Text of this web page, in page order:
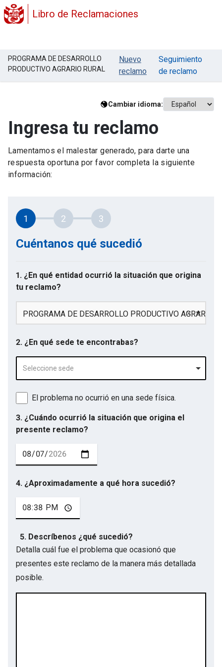
Libro de Reclamaciones
PROGRAMA DE DESARROLLO
PRODUCTIVO AGRARIO RURAL
Nuevo
reclamo
Seguimiento
de reclamo
Cambiar idioma:
Ingresa tu reclamo
Lamentamos el malestar generado, para darte una
respuesta oportuna por favor completa la siguiente
información:
1 2 3
Cuéntanos qué sucedió
1. ¿En qué entidad ocurrió la situación que origina
tu reclamo?
PROGRAMA DE DESARROLLO PRODUCTIVO AGRARIO
2. ¿En qué sede te encontrabas?
Seleccione sede
El problema no ocurrió en una sede física.
3. ¿Cuándo ocurrió la situación que origina el
presente reclamo?
4. ¿Aproximadamente a qué hora sucedió?
5. Descríbenos ¿qué sucedió?
Detalla cuál fue el problema que ocasionó que
presentes este reclamo de la manera más detallada
posible.